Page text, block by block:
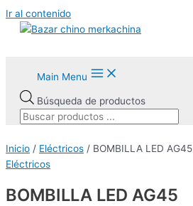
Ir al contenido
Main Menu
Búsqueda de productos
Inicio / Eléctricos / BOMBILLA LED AG45
Eléctricos
BOMBILLA LED AG45